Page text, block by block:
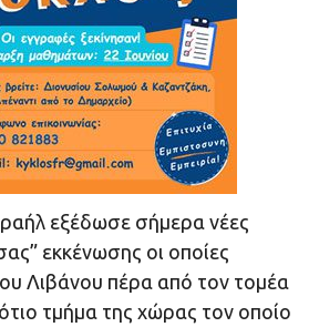
εξέδωσε σήμερα νέες
εκκένωσης οι οποίες
Λιβάνου πέρα από τον τομέα
τμήμα της χώρας τον οποίο